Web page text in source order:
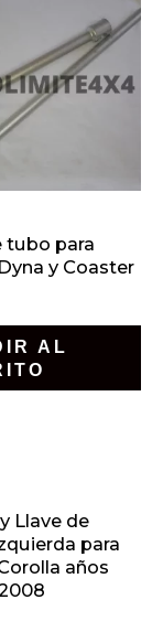
tubo para
y Coaster
AL
Llave de
para
años